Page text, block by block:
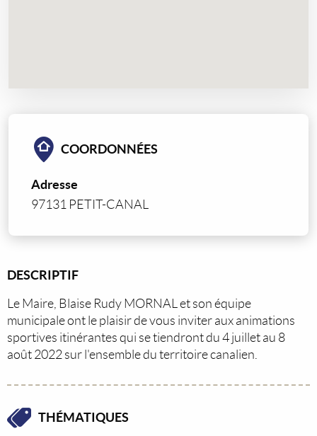
DESCRIPTIF
Le Maire, Blaise Rudy MORNAL et son équipe
municipale ont le plaisir de vous inviter aux animations
sportives itinérantes qui se tiendront du 4 juillet au 8
août 2022 sur l'ensemble du territoire canalien.
THÉMATIQUES
COORDONNÉES
Adresse
97131 PETIT-CANAL